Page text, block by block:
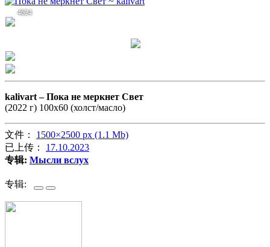
4624
kalivart –Пока не меркнет Свет
(2022 г) 100х60 (холст/масло)
文件： 1500×2500 px (1.1 Mb)
已上传： 17.10.2023
专辑: Мысли вслух
专辑: